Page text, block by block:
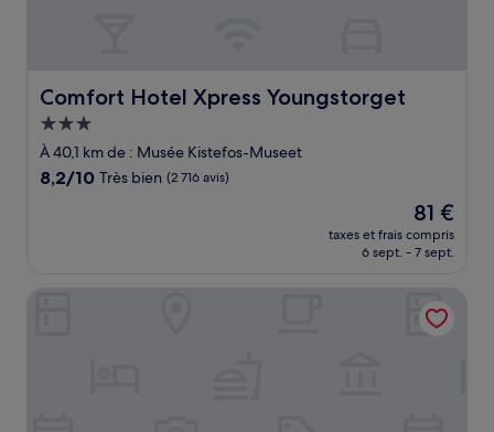
Comfort Hotel Xpress Youngstorget
Comfort Hotel Xpress Youngstorget
Hébergement
3.0 étoiles
À 40,1 km de : Musée Kistefos-Museet
8.2
8,2/10 Très bien (2 716 avis)
Le
nouveau
prix
de
81 €
81 €
taxes et frais compris
6 sept. - 7 sept.